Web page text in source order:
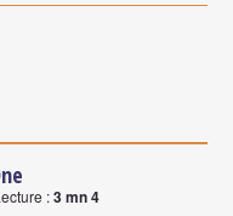
:3 mn 4